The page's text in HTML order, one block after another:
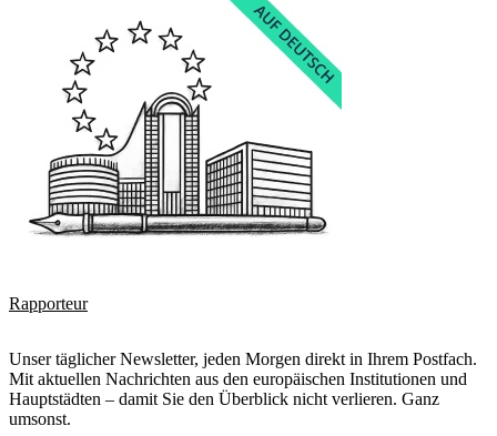
Rapporteur
Unser täglicher Newsletter, jeden Morgen direkt in Ihrem Postfach.
Mit aktuellen Nachrichten aus den europäischen Institutionen und
Hauptstädten – damit Sie den Überblick nicht verlieren. Ganz
umsonst.